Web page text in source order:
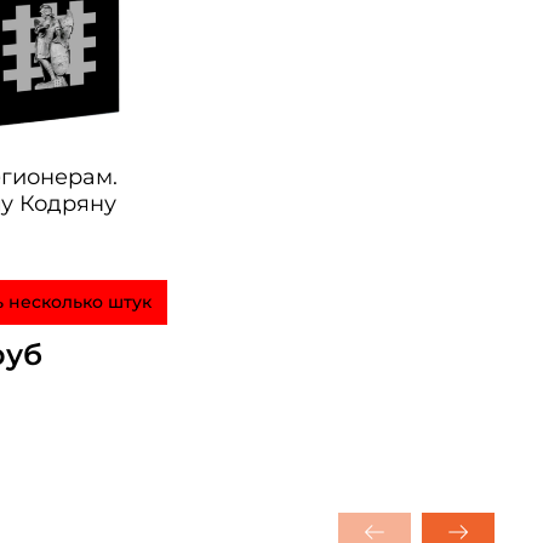
Кодряну
несколько штук